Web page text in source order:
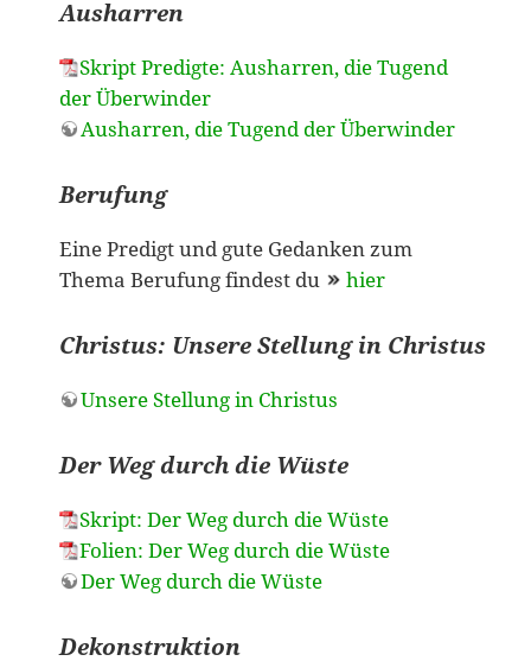
Ausharren
Skript Predigte: Ausharren, die Tugend
der Überwinder
Ausharren, die Tugend der Überwinder
Berufung
Eine Predigt und gute Gedanken zum
Thema Berufung findest du
hier
Christus: Unsere Stellung in Christus
Unsere Stellung in Christus
Der Weg durch die Wüste
Skript: Der Weg durch die Wüste
Folien: Der Weg durch die Wüste
Der Weg durch die Wüste
Dekonstruktion